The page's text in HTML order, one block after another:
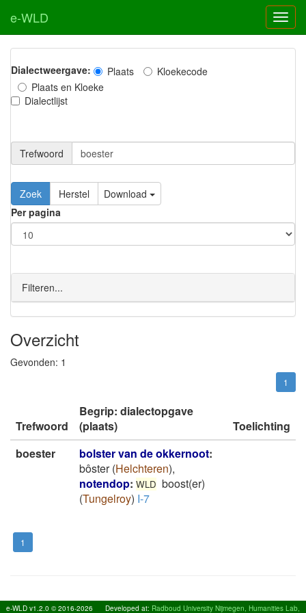
e-WLD
Dialectweergave: Plaats
Kloekecode
Plaats en Kloeke
Dialectlijst
Trefwoord
Download
Per pagina
Filteren...
Overzicht
Gevonden: 1
1
Trefwoord
Begrip: dialectopgave
(plaats)
Toelichting
boester
bolster van de okkernoot:
bôster(Helchteren),
notendop: WLD boost(er)
(Tungelroy) I-7
1
e-WLD v1.2.0 © 2016-2026 Developed at: Radboud University Nijmegen, Humanities Lab,